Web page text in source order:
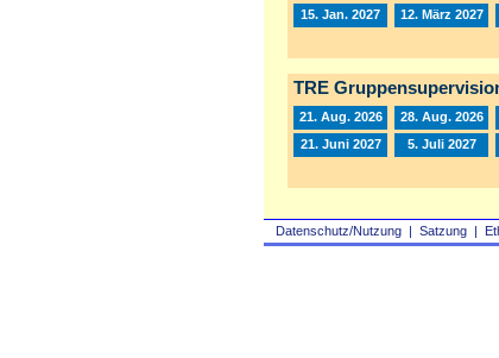
Datenschutz/Nutzung | Satzung |
15. Jan. 2027 12. März 2027
TRE
21. Aug. 2026 28. Aug. 2026
21. Juni 2027
5. Juli 2027